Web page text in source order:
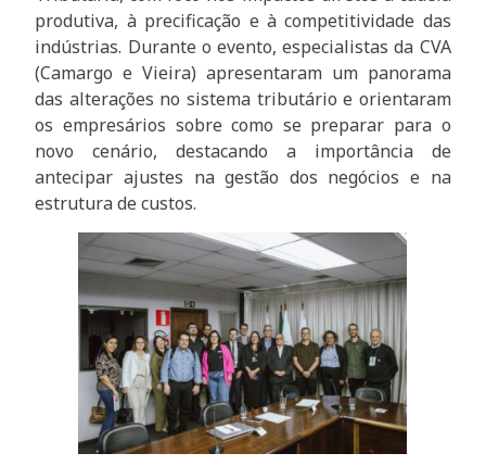
produtiva, à precificação e à competitividade das
indústrias. Durante o evento, especialistas da CVA
(Camargo e Vieira) apresentaram um panorama
das alterações no sistema tributário e orientaram
os empresários sobre como se preparar para o
novo cenário, destacando a importância de
antecipar ajustes na gestão dos negócios e na
estrutura de custos.